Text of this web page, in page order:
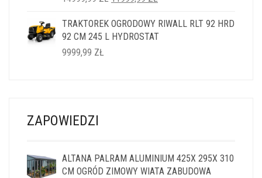
WYNOSIŁA:
14999,99 ZŁ.
WYNOSI:
11999,99 ZŁ.
TRAKTOREK OGRODOWY RIWALL RLT 92 HRD
92 CM 245 L HYDROSTAT
9999,99 ZŁ
ZAPOWIEDZI
ALTANA PALRAM ALUMINIUM 425X 295X 310
CM OGRÓD ZIMOWY WIATA ZABUDOWA